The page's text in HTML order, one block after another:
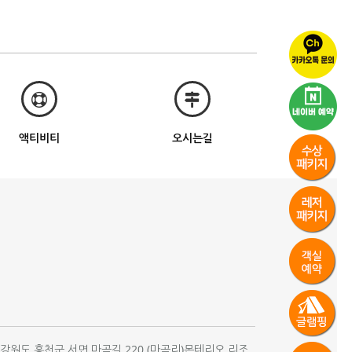
액티비티 오시는길